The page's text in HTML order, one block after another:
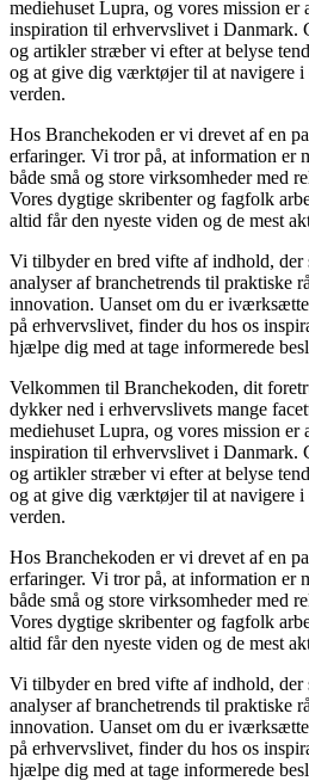
mediehuset Lupra, og vores mission er
inspiration til erhvervslivet i Danmark.
og artikler stræber vi efter at belyse
og at give dig værktøjer til at navigere i
verden.
Hos Branchekoden er vi drevet af en
erfaringer. Vi tror på, at information er
både små og store virksomheder med
Vores dygtige skribenter og fagfolk
altid får den nyeste viden og de mest
Vi tilbyder en bred vifte af indhold, der
analyser af branchetrends til praktiske
innovation. Uanset om du er
på erhvervslivet, finder du hos os
hjælpe dig med at tage informerede
Velkommen til Branchekoden, dit
dykker ned i erhvervslivets mange
mediehuset Lupra, og vores mission er
inspiration til erhvervslivet i Danmark.
og artikler stræber vi efter at belyse
og at give dig værktøjer til at navigere i
verden.
Hos Branchekoden er vi drevet af en
erfaringer. Vi tror på, at information er
både små og store virksomheder med
Vores dygtige skribenter og fagfolk
altid får den nyeste viden og de mest
Vi tilbyder en bred vifte af indhold, der
analyser af branchetrends til praktiske
innovation. Uanset om du er
på erhvervslivet, finder du hos os
hjælpe dig med at tage informerede